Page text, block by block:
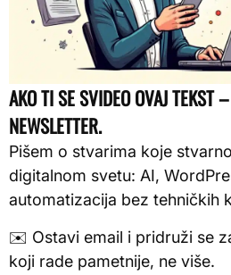
AKO TI SE SVIDEO OVAJ TEKST
NEWSLETTER.
Pišem o stvarima koje
digitalnom svetu: AI,
automatizacija bez tehničkih
✉️ Ostavi email i pridruži se
koji rade pametnije, ne više.